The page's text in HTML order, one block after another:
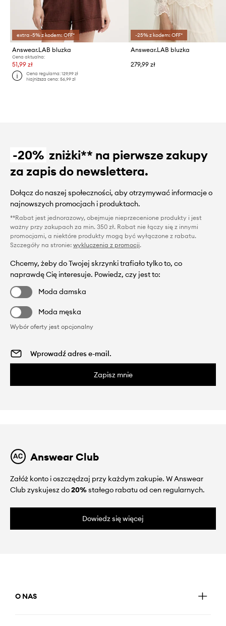
extra -5% z kodem: OFF*
Answear.LAB bluzka
Cena aktualna:
51,99 zł
Cena regularna:129,99 zł
Najniższa cena:56,99 zł
-25% z kodem: OFF*
Answear.LAB bluzka
279,99 zł
-20% zniżki** na pierwsze zakupy
za zapis do newslettera.
Dołącz do naszej społeczności, aby otrzymywać informacje o
najnowszych promocjach i produktach.
**Rabat jest jednorazowy, obejmuje nieprzecenione produkty i jest
ważny przy zakupach za min. 350 zł. Rabat nie łączy się z innymi
promocjami, a niektóre produkty mogą być wyłączone z rabatu.
Szczegóły na stronie: wykluczenia z promocji.
Chcemy, żeby do Twojej skrzynki trafiało tylko to, co
naprawdę Cię interesuje. Powiedz, czy jest to:
Moda damska
Moda męska
Wybór oferty jest opcjonalny
Zapisz mnie
Answear Club
Załóż konto i oszczędzaj przy każdym zakupie. W Answear
Club zyskujesz do20%stałego rabatu od cen regularnych.
Dowiedz się więcej
O NAS